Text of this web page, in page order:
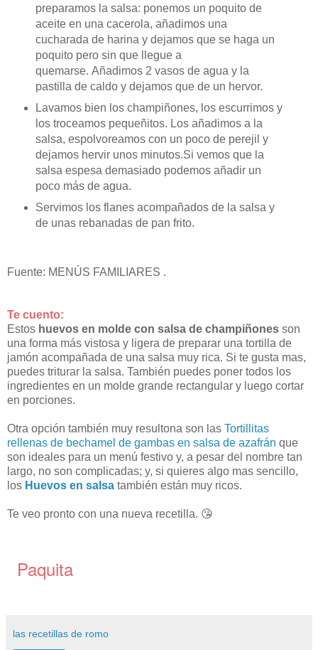
preparamos la salsa: ponemos un poquito de
aceite en una cacerola, añadimos una
cucharada de harina y dejamos que se haga un
poquito pero sin que llegue a
quemarse. Añadimos 2 vasos de agua y la
pastilla de caldo y dejamos que de un hervor.
Lavamos bien los champiñones, los escurrimos y
los troceamos pequeñitos. Los añadimos a la
salsa, espolvoreamos con un poco de perejil y
dejamos hervir unos minutos.Si vemos que la
salsa espesa demasiado podemos añadir un
poco más de agua.
Servimos los flanes acompañados de la salsa y
de unas rebanadas de pan frito.
Fuente: MENÚS FAMILIARES .
Te cuento:
Estos huevos en molde con salsa de champiñones son
una forma más vistosa y ligera de preparar una tortilla de
jamón acompañada de una salsa muy rica. Si te gusta mas,
puedes triturar la salsa. También puedes poner todos los
ingredientes en un molde grande rectangular y luego cortar
en porciones.
Otra opción también muy resultona son las Tortillitas
rellenas de bechamel de gambas en salsa de azafrán que
son ideales para un menú festivo y, a pesar del nombre tan
largo, no son complicadas; y, si quieres algo mas sencillo,
los Huevos en salsa también están muy ricos.
Te veo pronto con una nueva recetilla. 😘
Paquita
las recetillas de romo